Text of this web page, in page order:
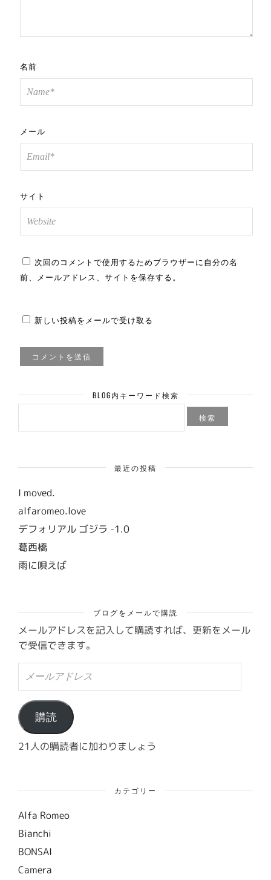
名前
メール
サイト
次回のコメントで使用するためブラウザーに自分の名
前、メールアドレス、サイトを保存する。
新しい投稿をメールで受け取る
BLOG内キーワード検索
検
最近の投稿
I moved.
alfaromeo.love
デフォリアル ゴジラ -1.0
葛西橋
雨に唄えば
ブログをメールで購読
メールアドレスを記入して購読すれば、更新をメール
で受信できます。
ル
ア
ド
レ
ス
購読
21人の購読者に加わりましょう
カテゴリー
Alfa Romeo
Bianchi
BONSAI
Camera